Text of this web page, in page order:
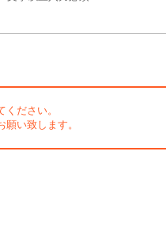
ください。
願い致します。